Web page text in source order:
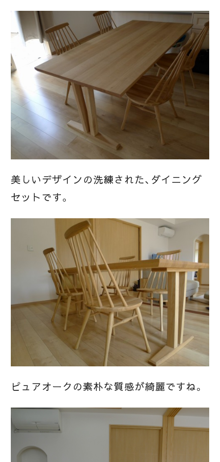
美しいデザインの洗練された、ダイニング
セットです。
ピュアオークの素朴な質感が綺麗ですね。